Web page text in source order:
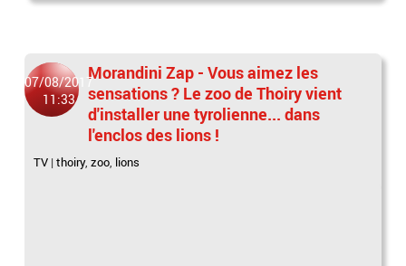
07/08/2017
11:33
Morandini Zap - Vous aimez les
sensations ? Le zoo de Thoiry vient
d'installer une tyrolienne... dans
l'enclos des lions !
TV |thoiry,zoo, lions